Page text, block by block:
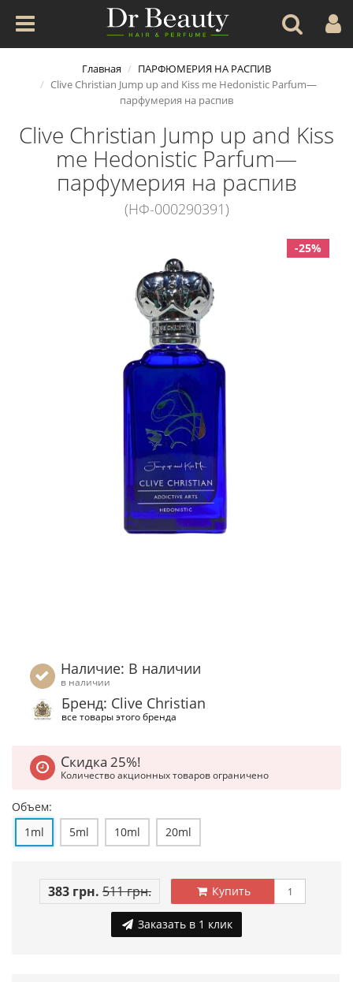
Главная
ПАРФЮМЕРИЯ НА РАСПИВ
Clive Christian Jump up and Kiss me Hedonistic Parfum—
парфумерия на распив
Clive Christian Jump up and Kiss
me Hedonistic Parfum—
парфумерия на распив
(НФ-000290391)
-25%
Наличие: В наличии
в наличии
Бренд: Clive Christian
все товары этого бренда
Скидка 25%!
Количество акционных товаров ограничено
Объем:
1ml
5ml 10ml 20ml
383 грн. 511 грн. Купить
Заказать в 1 клик